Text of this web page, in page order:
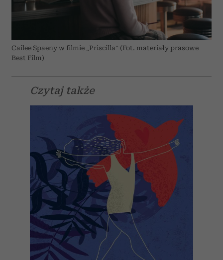
Cailee Spaeny w filmie „Priscilla” (Fot. materiały prasowe
Best Film)
Czytaj także